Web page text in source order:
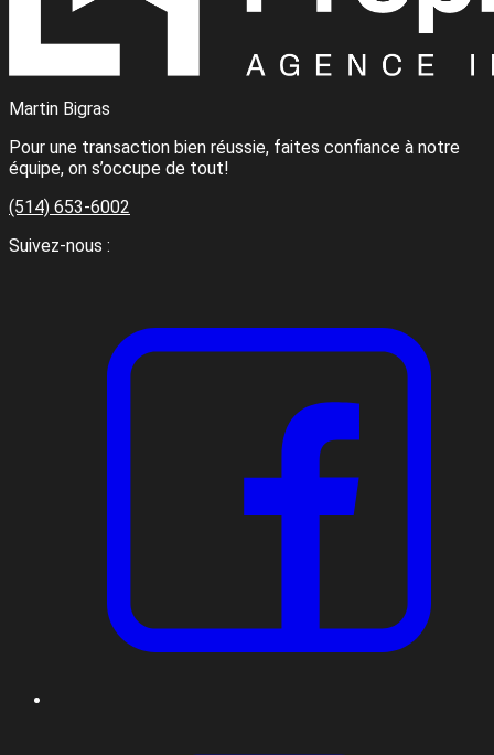
Martin Bigras
Pour une transaction bien réussie, faites confiance à notre
équipe, on s’occupe de tout!
(514) 653-6002
Suivez-nous :